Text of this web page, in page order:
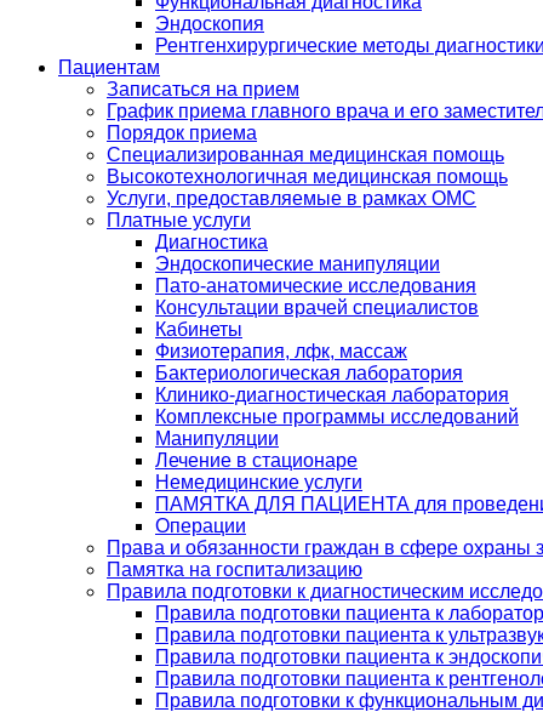
Эндоскопия
Рентгенхирургические методы
Пациентам
Записаться на прием
График приема главного врача и его
Порядок приема
Специализированная медицинская помощь
Высокотехнологичная медицинская помощь
Услуги, предоставляемые в рамках ОМС
Платные услуги
Диагностика
Эндоскопические манипуляции
Пато-анатомические исследования
Консультации врачей специалистов
Кабинеты
Физиотерапия, лфк, массаж
Бактериологическая лаборатория
Клинико-диагностическая лаборатория
Комплексные программы исследований
Манипуляции
Лечение в стационаре
Немедицинские услуги
ПАМЯТКА ДЛЯ ПАЦИЕНТА для
Операции
Права и обязанности граждан в сфере охраны
Памятка на госпитализацию
Правила подготовки к диагностическим
Правила подготовки пациента к
Правила подготовки пациента к
Правила подготовки пациента к
Правила подготовки пациента к
Правила подготовки к функциональным